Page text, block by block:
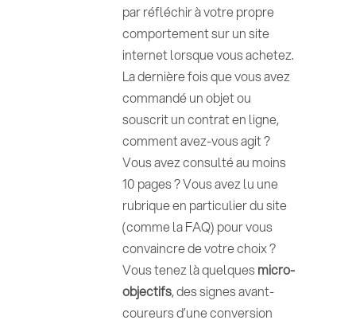
par réfléchir à votre propre
comportement sur un site
internet lorsque vous achetez.
La dernière fois que vous avez
commandé un objet ou
souscrit un contrat en ligne,
comment avez-vous agit ?
Vous avez consulté au moins
10 pages ? Vous avez lu une
rubrique en particulier du site
(comme la FAQ) pour vous
convaincre de votre choix ?
Vous tenez là quelquesmicro-
objectifs, des signes avant-
coureurs d’une conversion